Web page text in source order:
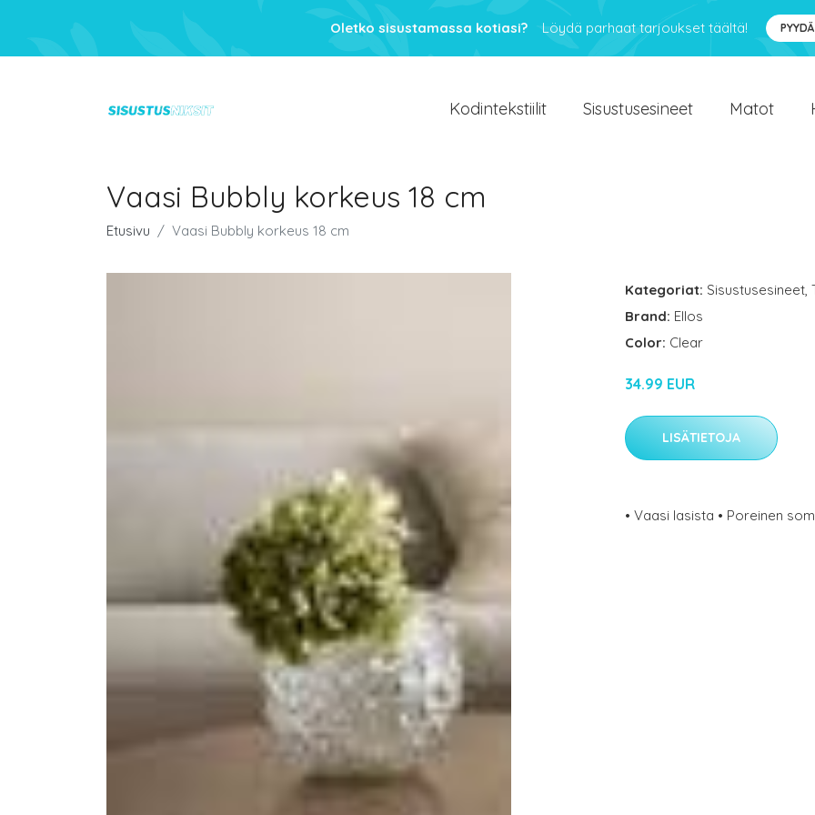
Oletko sisustamassa kotiasi? Löydä parhaat tarjoukset täältä!
Kodintekstiilit Sisustusesineet Matot
Vaasi Bubbly korkeus 18 cm
Etusivu Vaasi Bubbly korkeus 18 cm
Kategoriat: Sisustusesineet,
Brand: Ellos
Color: Clear
34.99 EUR
LISÄTIETOJA
• Vaasi lasista • Poreinen